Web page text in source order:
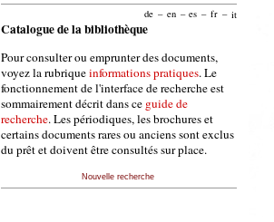
de – en – es – fr – it
Catalogue de la bibliothèque
Pour consulter ou emprunter des documents,
voyez la rubriqueinformations pratiques. Le
fonctionnement de l'interface de recherche est
sommairement décrit dans ce guide de
recherche. Les périodiques, les brochures et
certains documents rares ou anciens sont exclus
du prêt et doivent être consultés sur place.
Nouvelle recherche